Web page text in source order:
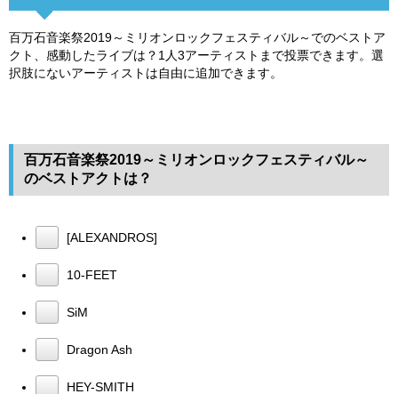
百万石音楽祭2019～ミリオンロックフェスティバル～でのベストア
クト、感動したライブは？1人3アーティストまで投票できます。選
択肢にないアーティストは自由に追加できます。
百万石音楽祭2019～ミリオンロックフェスティバル～
のベストアクトは？
[ALEXANDROS]
10-FEET
SiM
Dragon Ash
HEY-SMITH